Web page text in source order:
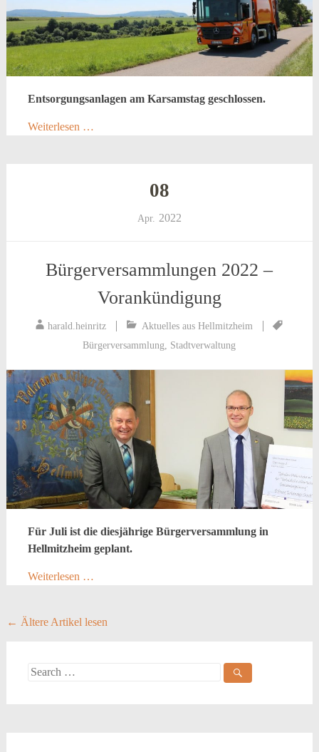
Entsorgungsanlagen am Karsamstag geschlossen.
Weiterlesen …
08
Apr. 2022
Bürgerversammlungen 2022 –
Vorankündigung
harald.heinritz
Aktuelles aus Hellmitzheim
Bürgerversammlung, Stadtverwaltung
Für Juli ist die diesjährige Bürgerversammlung in
Hellmitzheim geplant.
Weiterlesen …
Posts
← Ältere Artikel lesen
Search